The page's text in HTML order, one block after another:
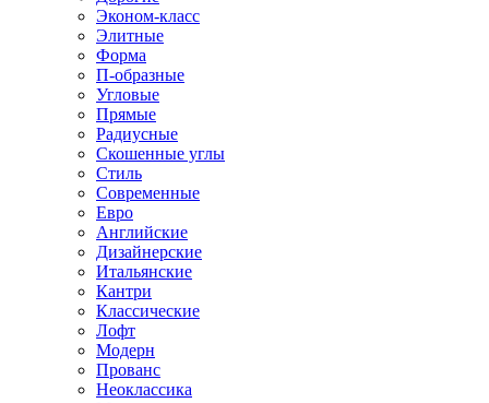
Эконом-класс
Элитные
Форма
П-образные
Угловые
Прямые
Радиусные
Скошенные углы
Стиль
Современные
Евро
Английские
Дизайнерские
Итальянские
Кантри
Классические
Лофт
Модерн
Прованс
Неоклассика